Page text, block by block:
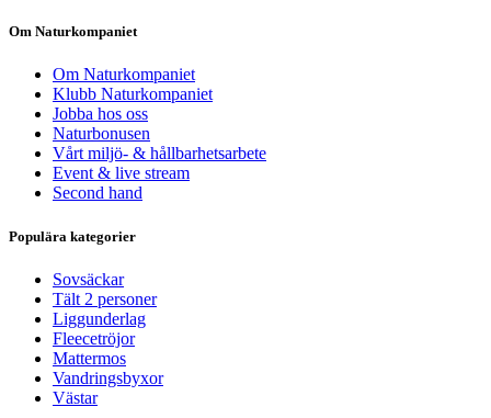
Om Naturkompaniet
Om Naturkompaniet
Klubb Naturkompaniet
Jobba hos oss
Naturbonusen
Vårt miljö- & hållbarhetsarbete
Event & live stream
Second hand
Populära kategorier
Sovsäckar
Tält 2 personer
Liggunderlag
Fleecetröjor
Mattermos
Vandringsbyxor
Västar